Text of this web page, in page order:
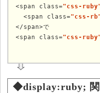
<span class="css-
  <span class=
"css-
</span>で
<span class="css-
◆display:ruby; 関